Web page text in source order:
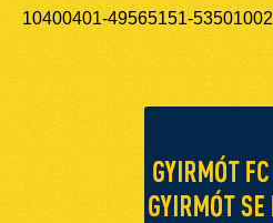
10400401-49565151-53501002